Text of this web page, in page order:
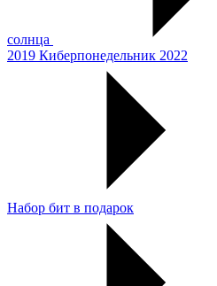
солнца
2019 Киберпонедельник 2022
Набор бит в подарок